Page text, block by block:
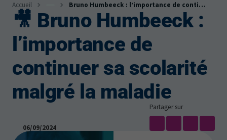
Accueil
Infos
Actualités et témoignages
Bruno Humbeeck : l’importance de continuer sa scolarité
🎥 Bruno Humbeeck :
l’importance de
continuer sa scolarité
malgré la maladie
06/09/2024
Partager sur